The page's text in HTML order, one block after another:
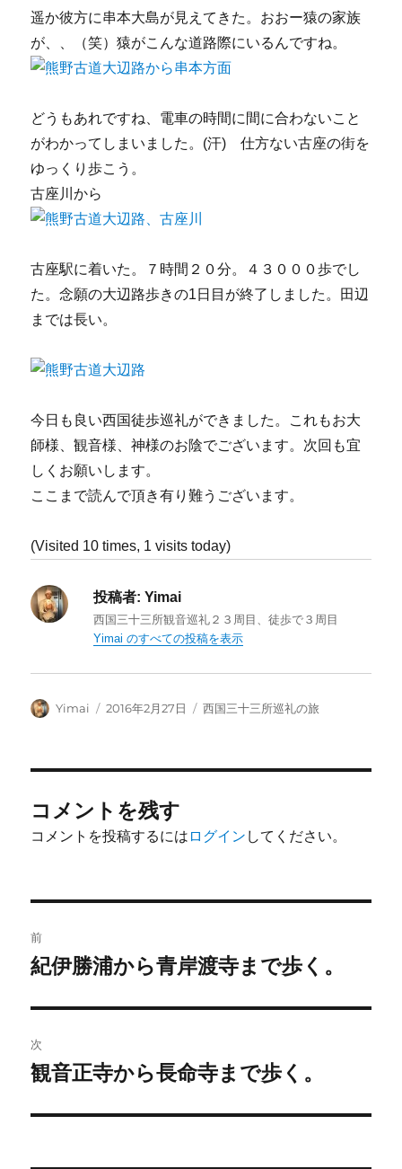
遥か彼方に串本大島が見えてきた。おおー猿の家族
が、、（笑）猿がこんな道路際にいるんですね。
どうもあれですね、電車の時間に間に合わないこと
がわかってしまいました。(汗) 仕方ない古座の街を
ゆっくり歩こう。
古座川から
古座駅に着いた。７時間２０分。４３０００歩でし
た。念願の大辺路歩きの1日目が終了しました。田辺
までは長い。
今日も良い西国徒歩巡礼ができました。これもお大
師様、観音様、神様のお陰でございます。次回も宜
しくお願いします。
ここまで読んで頂き有り難うございます。
(Visited 10 times, 1 visits today)
投稿者: Yimai
西国三十三所観音巡礼２３周目、徒歩で３周目
Yimai のすべての投稿を表示
投
Yimai
投
2016年2月27日
カ
西国三十三所巡礼の旅
コメントを残す
コメントを投稿するには ログイン してください。
稿
ビ
ゲ
ー
前
前
投
稿:
紀伊勝浦から青岸渡寺まで歩く。
次
次
投
観音正寺から長命寺まで歩く。